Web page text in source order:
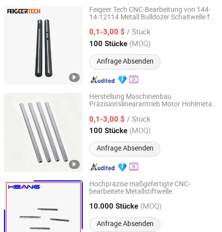
Feigeer Tech CNC-Bearbeitung von 144-
14-12114 Metall Bulldozer Schaltwelle für
0,1-3,00 $ / Stück
100 Stücke (MOQ)
Anfrage Absenden
Changzhou Feigeer Intelligent Technology Co., Ltd.
Jiangsu, China Seit 2026
Herstellung Maschinenbau
Präzisionslinearantrieb Motor Hohlmetall
0,1-3,00 $ / Stück
100 Stücke (MOQ)
Anfrage Absenden
Changzhou Mydays Energy Technology Co., Ltd.
Jiangsu, China Seit 2025
Hochpräzise maßgefertigte CNC-
bearbeitete Metallstiftwelle
10.000 Stücke (MOQ)
Anfrage Absenden
Huizhou Haobang Precision Technology Co., Ltd
Guangdong, China Seit 2025